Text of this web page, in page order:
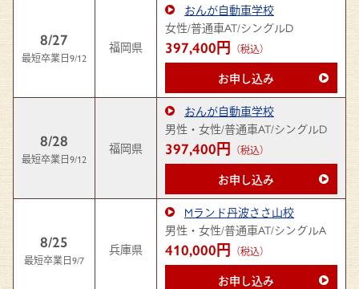
8/27
最短卒業日9/12
福岡県
おんが自動車学校
女性/普通車AT/シングルD
397,400円 （税込）
お申し込み
8/28
最短卒業日9/12
福岡県
おんが自動車学校
男性・女性/普通車AT/シングルD
397,400円 （税込）
お申し込み
8/25
最短卒業日9/7
兵庫県
Mランド丹波ささ山校
男性・女性/普通車AT/シングルA
410,000円 （税込）
お申し込み